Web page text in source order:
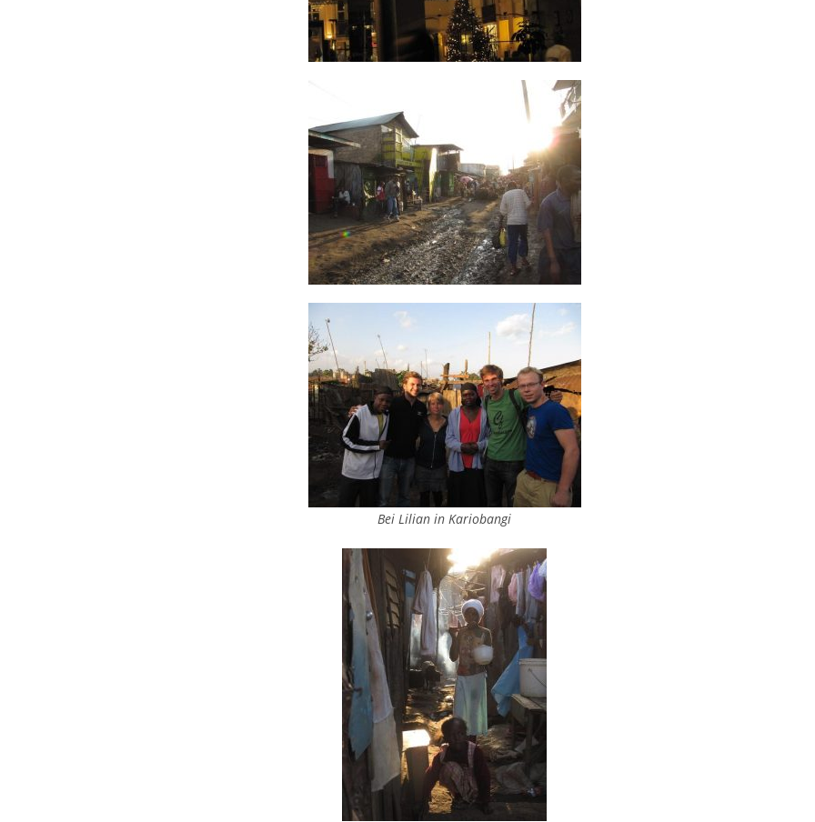
Bei Lilian in Kariobangi